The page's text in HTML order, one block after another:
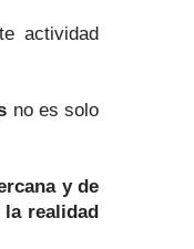
actividad
no es solo
y de
la realidad